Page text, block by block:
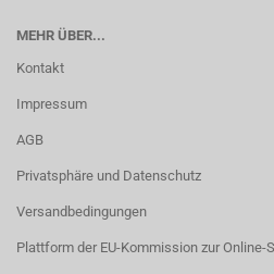
MEHR ÜBER...
Kontakt
Impressum
AGB
Privatsphäre und Datenschutz
Versandbedingungen
Plattform der EU-Kommission zur Online-